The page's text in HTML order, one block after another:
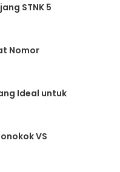
STNK 5
Nomor
Ideal untuk
VS